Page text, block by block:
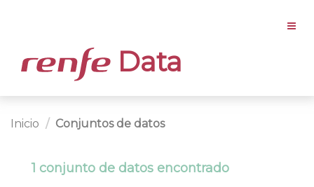
Data
Inicio Conjuntos de datos
1 conjunto de datos encontrado